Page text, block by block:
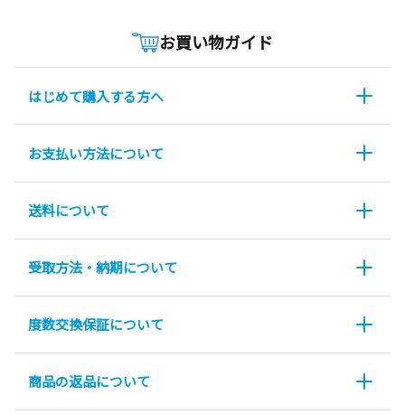
お買い物ガイド
はじめて購入する方へ
お支払い方法について
送料について
受取方法・納期について
度数交換保証について
商品の返品について